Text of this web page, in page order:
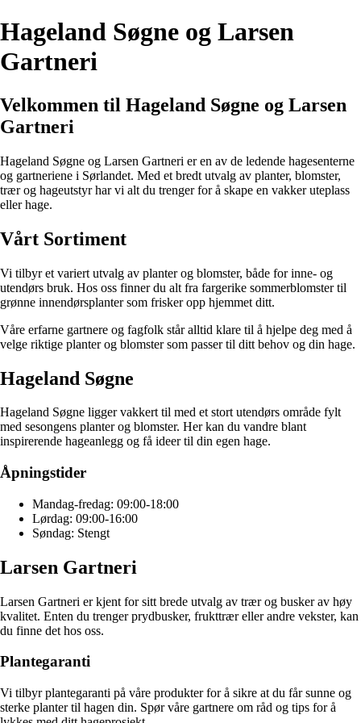
Hageland Søgne og Larsen
Gartneri
Velkommen til Hageland Søgne og Larsen
Gartneri
Hageland Søgne og Larsen Gartneri er en av de ledende hagesenterne
og gartneriene i Sørlandet. Med et bredt utvalg av planter, blomster,
trær og hageutstyr har vi alt du trenger for å skape en vakker uteplass
eller hage.
Vårt Sortiment
Vi tilbyr et variert utvalg av planter og blomster, både for inne- og
utendørs bruk. Hos oss finner du alt fra fargerike sommerblomster til
grønne innendørsplanter som frisker opp hjemmet ditt.
Våre erfarne gartnere og fagfolk står alltid klare til å hjelpe deg med å
velge riktige planter og blomster som passer til ditt behov og din hage.
Hageland Søgne
Hageland Søgne ligger vakkert til med et stort utendørs område fylt
med sesongens planter og blomster. Her kan du vandre blant
inspirerende hageanlegg og få ideer til din egen hage.
Åpningstider
Mandag-fredag: 09:00-18:00
Lørdag: 09:00-16:00
Søndag: Stengt
Larsen Gartneri
Larsen Gartneri er kjent for sitt brede utvalg av trær og busker av høy
kvalitet. Enten du trenger prydbusker, frukttrær eller andre vekster, kan
du finne det hos oss.
Plantegaranti
Vi tilbyr plantegaranti på våre produkter for å sikre at du får sunne og
sterke planter til hagen din. Spør våre gartnere om råd og tips for å